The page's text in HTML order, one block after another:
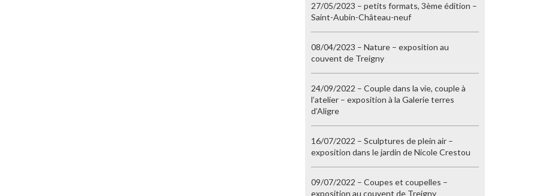
27/05/2023 – petits formats, 3ème édition –
Saint-Aubin-Château-neuf
08/04/2023 – Nature – exposition au
couvent de Treigny
24/09/2022 – Couple dans la vie, couple à
l’atelier – exposition à la Galerie terres
d’Aligre
16/07/2022 – Sculptures de plein air –
exposition dans le jardin de Nicole Crestou
09/07/2022 – Coupes et coupelles –
exposition au couvent de Treigny